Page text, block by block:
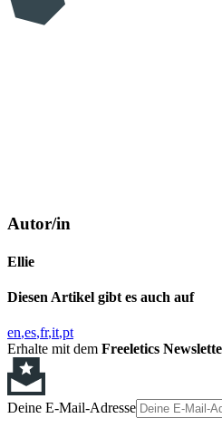
Autor/in
Ellie
Diesen Artikel gibt es auch auf
en es fr it pt
Erhalte mit dem Freeletics
Deine E-Mail-Adresse